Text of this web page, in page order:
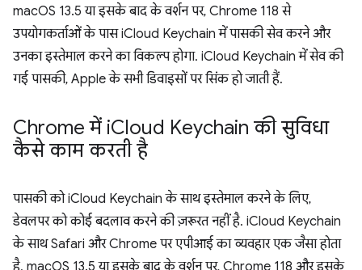
macOS 13.5 या इसके बाद के वर्शन पर, Chrome 118 से
उपयोगकर्ताओं के पास iCloud Keychain में पासकी सेव करने और
उनका इस्तेमाल करने का विकल्प होगा. iCloud Keychain में सेव की
गई पासकी, Apple के सभी डिवाइसों पर सिंक हो जाती हैं.
Chrome में iCloud Keychain की सुविधा
कैसे काम करती है
पासकी को iCloud Keychain के साथ इस्तेमाल करने के लिए,
डेवलपर को कोई बदलाव करने की ज़रूरत नहीं है. iCloud Keychain
के साथ Safari और Chrome पर एपीआई का व्यवहार एक जैसा होता
है. macOS 13.5 या इसके बाद के वर्शन पर, Chrome 118 और इसके